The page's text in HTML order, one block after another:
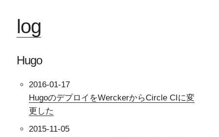
log
Hugo
2016-01-17
HugoのデプロイをWerckerからCircle CIに変
更した
2015-11-05